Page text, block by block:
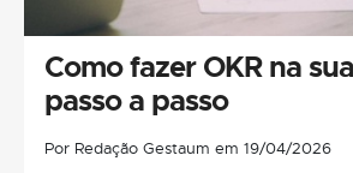
Como fazer OKR na
passo a passo
Por Redação Gestaum em 19/04/2026